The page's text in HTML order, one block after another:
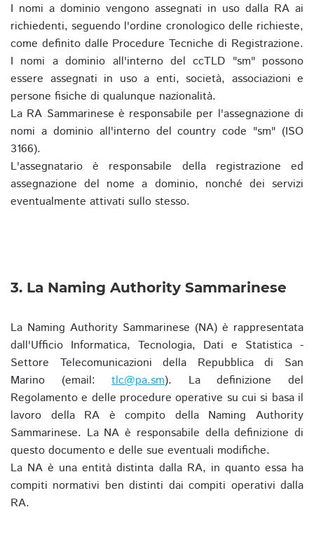
I nomi a dominio vengono assegnati in uso dalla RA ai
richiedenti, seguendo l'ordine cronologico delle richieste,
come definito dalle Procedure Tecniche di Registrazione.
I nomi a dominio all'interno del ccTLD "sm" possono
essere assegnati in uso a enti, società, associazioni e
persone fisiche di qualunque nazionalità.
La RA Sammarinese è responsabile per l'assegnazione di
nomi a dominio all'interno del country code "sm" (ISO
3166).
L'assegnatario è responsabile della registrazione ed
assegnazione del nome a dominio, nonché dei servizi
eventualmente attivati sullo stesso.
3. La Naming Authority Sammarinese
La Naming Authority Sammarinese (NA) è rappresentata
dall'Ufficio Informatica, Tecnologia, Dati e Statistica -
Settore Telecomunicazioni della Repubblica di San
Marino (email:tlc@pa.sm). La definizione del
Regolamento e delle procedure operative su cui si basa il
lavoro della RA è compito della Naming Authority
Sammarinese. La NA è responsabile della definizione di
questo documento e delle sue eventuali modifiche.
La NA è una entità distinta dalla RA, in quanto essa ha
compiti normativi ben distinti dai compiti operativi dalla
RA.